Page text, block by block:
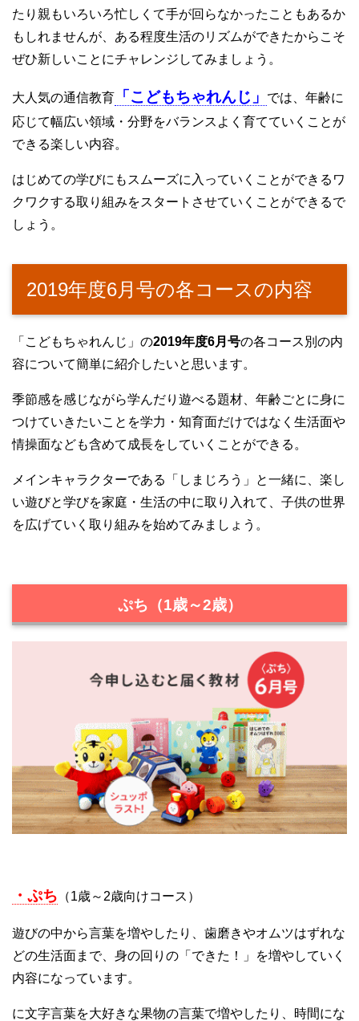
たり親もいろいろ忙しくて手が回らなかったこともあるか
もしれませんが、ある程度生活のリズムができたからこそ
ぜひ新しいことにチャレンジしてみましょう。
大人気の通信教育 「こどもちゃれんじ」
では、年齢に
応じて幅広い領域・分野をバランスよく育てていくことが
できる楽しい内容。
はじめての学びにもスムーズに入っていくことができるワ
クワクする取り組みをスタートさせていくことができるで
しょう。
2019年度6月号の各コースの内容
「こどもちゃれんじ」の2019年度6月号の各コース別の内
容について簡単に紹介したいと思います。
季節感を感じながら学んだり遊べる題材、年齢ごとに身に
つけていきたいことを学力・知育面だけではなく生活面や
情操面なども含めて成長をしていくことができる。
メインキャラクターである「しまじろう」と一緒に、楽し
い遊びと学びを家庭・生活の中に取り入れて、子供の世界
を広げていく取り組みを始めてみましょう。
ぷち（1歳～2歳）
・ぷち （1歳～2歳向けコース）
遊びの中から言葉を増やしたり、歯磨きやオムツはずれな
どの生活面まで、身の回りの「できた！」を増やしていく
内容になっています。
に文字言葉を大好きな果物の言葉で増やしたり、時間にな